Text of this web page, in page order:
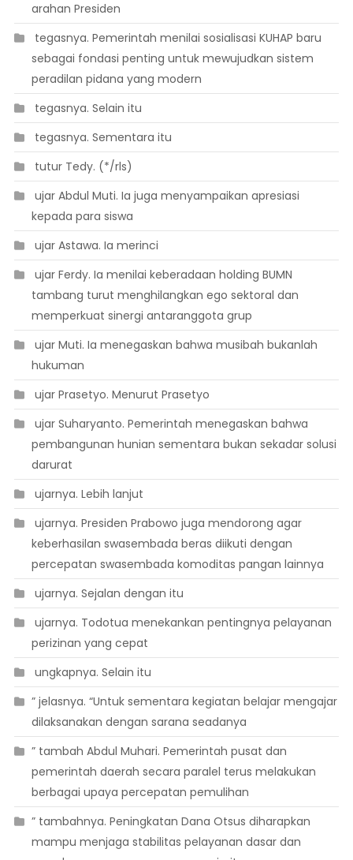
arahan Presiden
 tegasnya. Pemerintah menilai sosialisasi KUHAP baru
sebagai fondasi penting untuk mewujudkan sistem
peradilan pidana yang modern
 tegasnya. Selain itu
 tegasnya. Sementara itu
 tutur Tedy. (*/rls)
 ujar Abdul Muti. Ia juga menyampaikan apresiasi
kepada para siswa
 ujar Astawa. Ia merinci
 ujar Ferdy. Ia menilai keberadaan holding BUMN
tambang turut menghilangkan ego sektoral dan
memperkuat sinergi antaranggota grup
 ujar Muti. Ia menegaskan bahwa musibah bukanlah
hukuman
 ujar Prasetyo. Menurut Prasetyo
 ujar Suharyanto. Pemerintah menegaskan bahwa
pembangunan hunian sementara bukan sekadar solusi
darurat
 ujarnya. Lebih lanjut
 ujarnya. Presiden Prabowo juga mendorong agar
keberhasilan swasembada beras diikuti dengan
percepatan swasembada komoditas pangan lainnya
 ujarnya. Sejalan dengan itu
 ujarnya. Todotua menekankan pentingnya pelayanan
perizinan yang cepat
 ungkapnya. Selain itu
” jelasnya. “Untuk sementara kegiatan belajar mengajar
dilaksanakan dengan sarana seadanya
” tambah Abdul Muhari. Pemerintah pusat dan
pemerintah daerah secara paralel terus melakukan
berbagai upaya percepatan pemulihan
” tambahnya. Peningkatan Dana Otsus diharapkan
mampu menjaga stabilitas pelayanan dasar dan